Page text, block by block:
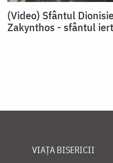
(Video) Sfântul
Zakynthos - sfântul
VIAȚA BISERICII